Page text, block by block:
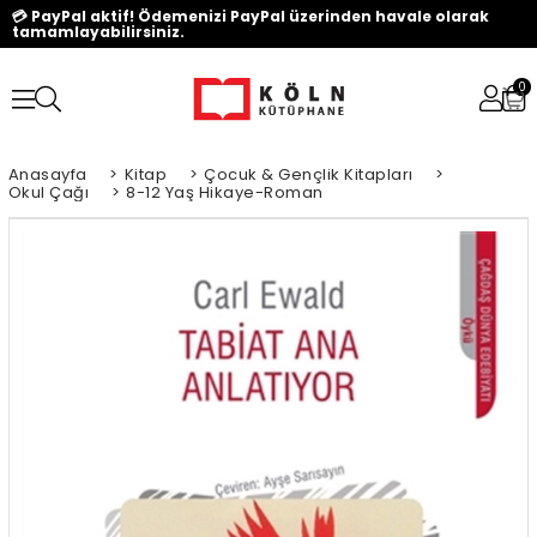
💳 PayPal aktif! Ödemenizi PayPal üzerinden havale olarak
tamamlayabilirsiniz.
0
Anasayfa > Kitap > Çocuk & Gençlik Kitapları >
Okul Çağı > 8-12 Yaş Hikaye-Roman